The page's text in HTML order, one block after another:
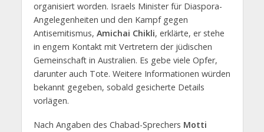
organisiert worden. Israels Minister für Diaspora-
Angelegenheiten und den Kampf gegen
Antisemitismus, Amichai Chikli, erklärte, er stehe
in engem Kontakt mit Vertretern der jüdischen
Gemeinschaft in Australien. Es gebe viele Opfer,
darunter auch Tote. Weitere Informationen würden
bekannt gegeben, sobald gesicherte Details
vorlägen.
Nach Angaben des Chabad-Sprechers Motti